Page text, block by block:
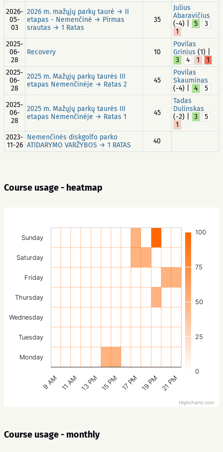
2026-
05-
03
2026 m. mažųjų parkų taurė → II
etapas - Nemenčinė → Pirmas
srautas → 1 Ratas
35
Julius
Abaravičius
(-4) |
5
3
1
2025-
06-
28
Recovery 10
Povilas
Grinius (1) |
3
4 1
1
2025-
06-
28
2025 m. Mažųjų parkų taurės III
etapas Nemenčinėje → Ratas 2
45
Povilas
Skauminas
(-4) |
4
5
2025-
06-
28
2025 m. Mažųjų parkų taurės III
etapas Nemenčinėje → Ratas 1
45
Tadas
Dulinskas
(-2) |
3
5
1
2023-
11-26
Nemenčinės diskgolfo parko
ATIDARYMO VARŽYBOS → 1 RATAS
40
Course usage - heatmap
0
25
50
75
100
9 AM 11 AM 13 PM 15 PM 17 PM 19 PM 21 PM
Monday
Tuesday
Wednesday
Thursday
Friday
Saturday
Sunday
Highcharts.com
Course usage - monthly